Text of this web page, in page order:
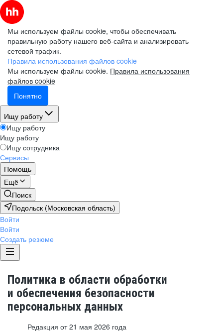
Мы используем файлы cookie, чтобы обеспечивать
правильную работу нашего веб-сайта и анализировать
сетевой трафик.
Правила использования файлов cookie
Мы используем файлы cookie. Правила использования
файлов cookie
Понятно
Ищу работу
Ищу работу
Ищу работу
Ищу сотрудника
Сервисы
Помощь
Ещё
Поиск
Подольск (Московская область)
Войти
Войти
Создать резюме
Политика в области обработки
и обеспечения безопасности
персональных данных
Редакция от 21 мая 2026 года